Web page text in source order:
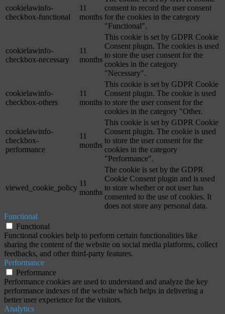
cookielawinfo-
checkbox-functional
11
months
consent to record the user consent
for the cookies in the category
"Functional".
cookielawinfo-
checkbox-necessary
11
months
This cookie is set by GDPR Cookie
Consent plugin. The cookies is used
to store the user consent for the
cookies in the category
"Necessary".
cookielawinfo-
checkbox-others
11
months
This cookie is set by GDPR Cookie
Consent plugin. The cookie is used
to store the user consent for the
cookies in the category "Other.
cookielawinfo-
checkbox-
performance
11
months
This cookie is set by GDPR Cookie
Consent plugin. The cookie is used
to store the user consent for the
cookies in the category
"Performance".
viewed_cookie_policy
11
months
The cookie is set by the GDPR
Cookie Consent plugin and is used
to store whether or not user has
consented to the use of cookies. It
does not store any personal data.
Functional
Functional
Functional cookies help to perform certain functionalities like
sharing the content of the website on social media platforms, collect
feedbacks, and other third-party features.
Performance
Performance
Performance cookies are used to understand and analyze the key
performance indexes of the website which helps in delivering a
better user experience for the visitors.
Analytics